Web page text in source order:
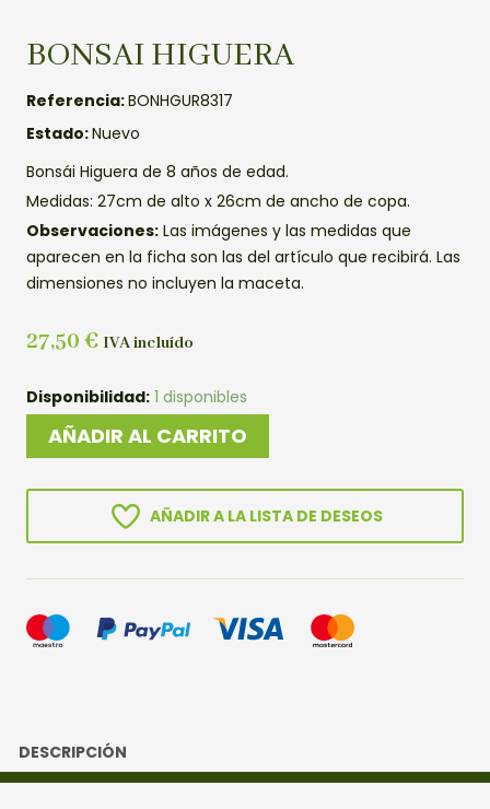
BONSAI HIGUERA
Referencia:BONHGUR8317
Estado:Nuevo
Bonsái Higuera de 8 años de edad.
Medidas: 27cm de alto x 26cm de ancho de copa.
Observaciones: Las imágenes y las medidas que
aparecen en la ficha son las del artículo que recibirá. Las
dimensiones no incluyen la maceta.
27,50 € IVA incluído
Disponibilidad: 1 disponibles
BONSAI
HIGUERA
cantidad
AÑADIR AL CARRITO
AÑADIR A LA LISTA DE DESEOS
DESCRIPCIÓN